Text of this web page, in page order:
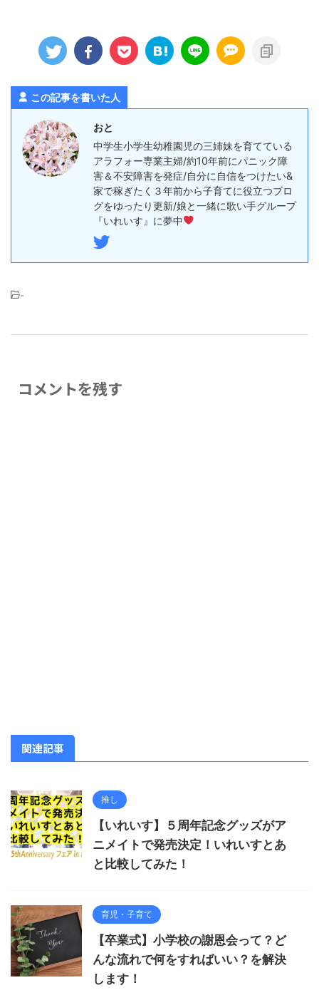
この記事を書いた人
おと
中学生小学生幼稚園児の三姉妹を育てている
アラフォー専業主婦/約10年前にパニック障
害＆不安障害を発症/自分に自信をつけたい&
家で稼ぎたく３年前から子育てに役立つブロ
グをゆったり更新/娘と一緒に歌い手グループ
『いれいす』に夢中
-
コメントを残す
関連記事
推し
【いれいす】５周年記念グッズがア
ニメイトで発売決定！いれいすとあ
と比較してみた！
育児・子育て
【卒業式】小学校の謝恩会って？ど
んな流れで何をすればいい？を解決
します！